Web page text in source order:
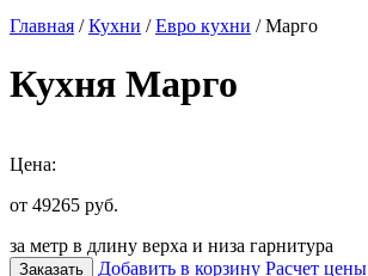
Главная /Кухни /Евро кухни / Марго
Кухня Марго
Цена:
от 49265 руб.
за метр в длину верха и низа гарнитура
Заказать Добавить в корзину Расчет цены